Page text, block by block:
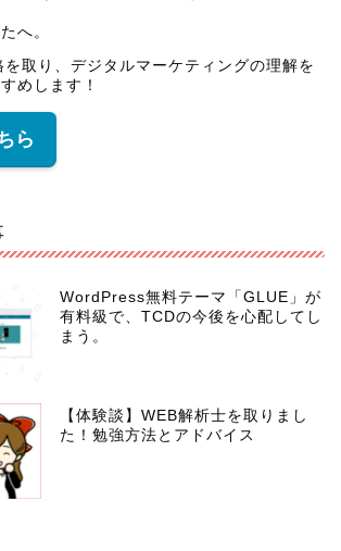
へ。
取り、デジタルマーケティングの理解を
めします！
ら
WordPress無料テーマ「GLUE」が
有料級で、TCDの今後を心配してし
まう。
【体験談】WEB解析士を取りまし
た！勉強方法とアドバイス